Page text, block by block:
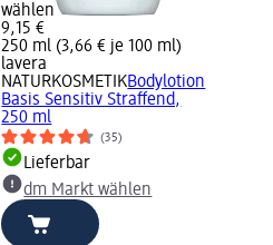
wählen
9,15 €
250 ml (3,66 € je 100 ml)
lavera
NATURKOSMETIKBodylotion
Basis Sensitiv Straffend,
250 ml
(35)
Lieferbar
dm Markt wählen